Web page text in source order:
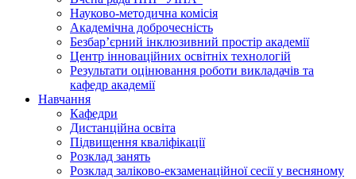
Науково-методична комісія
Академічна доброчесність
Безбар’єрний інклюзивний простір академії
Центр інноваційних освітніх технологій
Результати оцінювання роботи викладачів та
кафедр академії
Навчання
Кафедри
Дистанційна освіта
Підвищення кваліфікації
Розклад занять
Розклад заліково-екзаменаційної сесії у весняному